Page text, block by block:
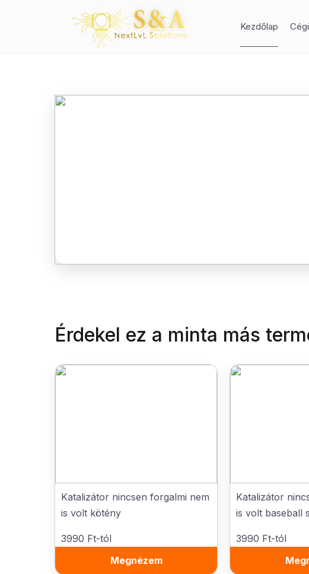
Kezdőlap
Érdekel ez a minta más
Katalizátor nincsen forgalmi nem
is volt kötény
3990 Ft-tól
Megnézem
Katalizátor
is volt baseball
3990 Ft-tól